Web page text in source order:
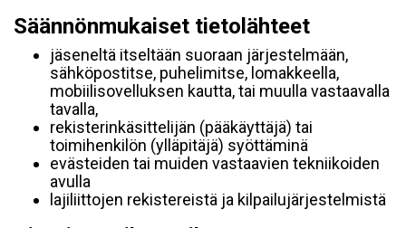
Säännönmukaiset tietolähteet
jäseneltä itseltään suoraan järjestelmään,
sähköpostitse, puhelimitse, lomakkeella,
mobiilisovelluksen kautta, tai muulla vastaavalla
tavalla,
rekisterinkäsittelijän (pääkäyttäjä) tai
toimihenkilön (ylläpitäjä) syöttäminä
evästeiden tai muiden vastaavien tekniikoiden
avulla
lajiliittojen rekistereistä ja kilpailujärjestelmistä